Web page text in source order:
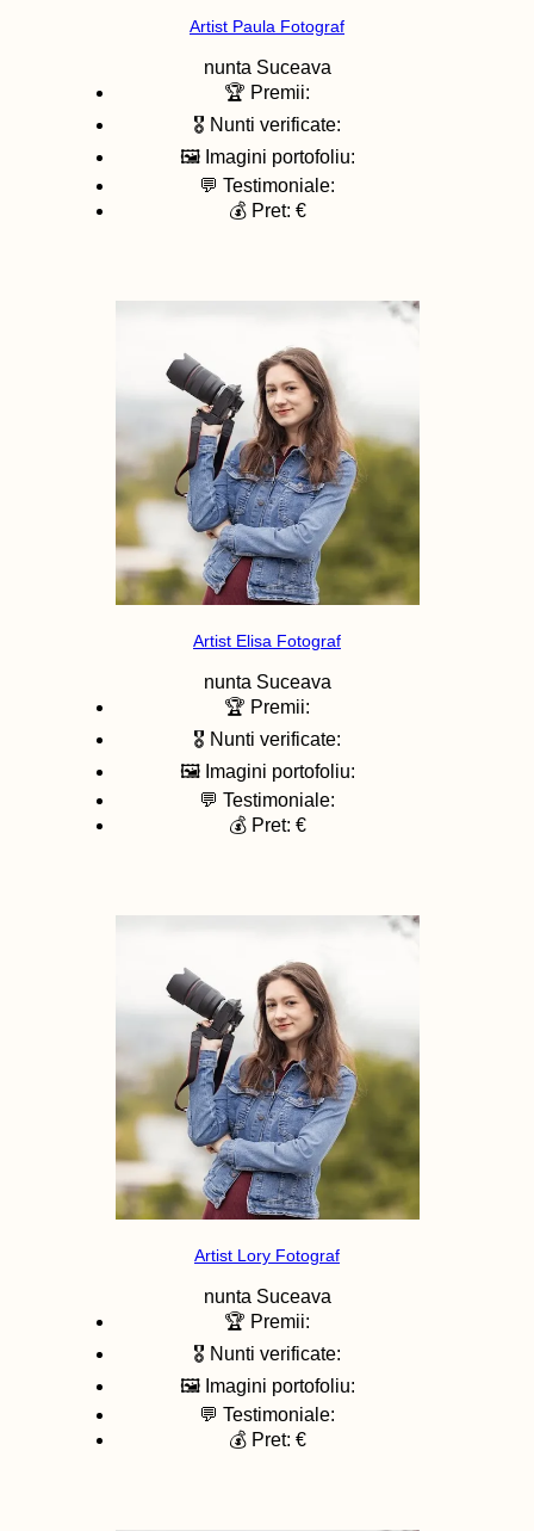
Artist Paula Fotograf
nunta Suceava
🏆 Premii:
🎖️ Nunti verificate:
🖼️ Imagini portofoliu:
💬 Testimoniale:
💰 Pret: €
Artist Elisa Fotograf
nunta Suceava
🏆 Premii:
🎖️ Nunti verificate:
🖼️ Imagini portofoliu:
💬 Testimoniale:
💰 Pret: €
Artist Lory Fotograf
nunta Suceava
🏆 Premii:
🎖️ Nunti verificate:
🖼️ Imagini portofoliu:
💬 Testimoniale:
💰 Pret: €